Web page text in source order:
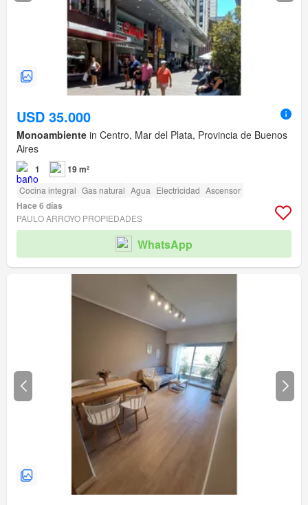
USD 35.000
Monoambiente in Centro, Mar del Plata, Provincia de Buenos
Aires
1 19 m²
Cocina integral Gas natural Agua Electricidad Ascensor
Hace 6 días
PAULO ARROYO PROPIEDADES
WhatsApp